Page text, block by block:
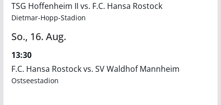
TSG Hoffenheim II vs. F.C. Hansa Rostock
Dietmar-Hopp-Stadion
So., 16. Aug.
13:30
F.C. Hansa Rostock vs. SV Waldhof Mannheim
Ostseestadion